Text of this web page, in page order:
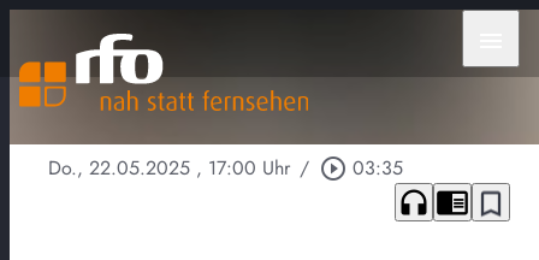
Do., 22.05.2025 , 17:00 Uhr / play_circle_outline 03:35
headphones chrome_reader_mode bookmark_border